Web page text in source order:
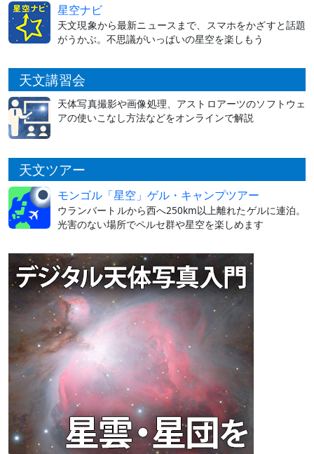
星空ナビ
天文現象から最新ニュースまで、スマホをかざすと話題
がうかぶ。不思議がいっぱいの星空を楽しもう
天文講習会
天体写真撮影や画像処理、アストロアーツのソフトウェ
アの使いこなし方法などをオンラインで解説
天文ツアー
モンゴル「星空」ゲル・キャンプツアー
ウランバートルから西へ250km以上離れたゲルに連泊。
光害のない場所でペルセ群や星空を楽しめます